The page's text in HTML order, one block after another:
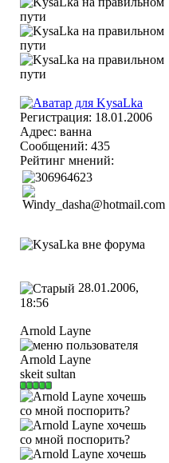
Регистрация: 18.01.2006
Адрес: ванна
Сообщений: 435
Рейтинг мнений:
28.01.2006,
18:56
Arnold Layne
skeit sultan